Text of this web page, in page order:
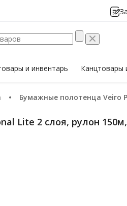
и инвентарь Канцтовары
Бумажные полотенца Veiro Professional Lite 2 слоя, рулон
Lite 2 слоя, рулон